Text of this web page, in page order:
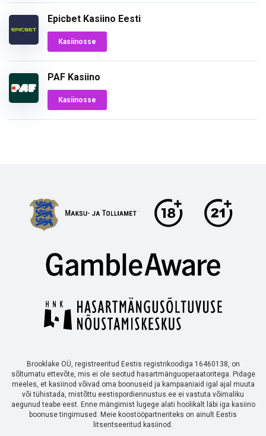
Epicbet Kasiino Eesti
Kasiinosse
PAF Kasiino
Kasiinosse
Brooklake OÜ, registreeritud Eestis registrikoodiga 16460138, on
sõltumatu ettevõte, mis ei ole seotud hasartmänguoperaatoritega. Pidage
meeles, et kasiinod võivad oma boonuseid ja kampaaniaid igal ajal muuta
või tühistada, mistõttu eestispordiennustus.ee ei vastuta võimaliku
aegunud teabe eest. Enne mängimist lugege alati hoolikalt läbi iga kasiino
boonuse tingimused. Meie koostööpartneriteks on ainult Eestis
litsentseeritud kasiinod.